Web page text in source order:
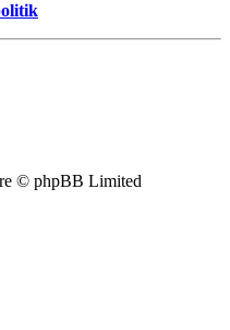
© phpBB Limited